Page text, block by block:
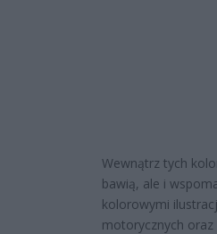
Wewnątrz tych
bawią, ale i
kolorowymi
motorycznych